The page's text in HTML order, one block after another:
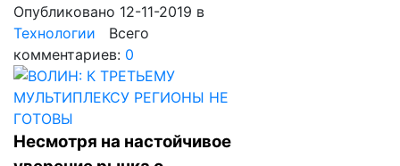
Опубликовано 12-11-2019 в
Технологии Всего
комментариев: 0
Несмотря на настойчивое